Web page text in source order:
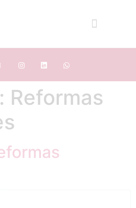
Reformas